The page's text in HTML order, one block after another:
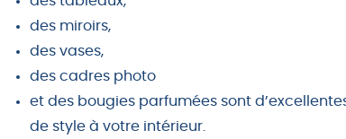
des miroirs,
des vases,
des cadres photo
et des bougies parfumées sont
de style à votre intérieur.